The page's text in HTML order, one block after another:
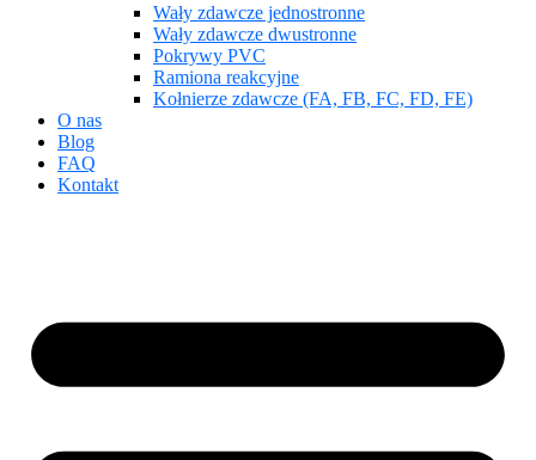
Wały zdawcze jednostronne
Wały zdawcze dwustronne
Pokrywy PVC
Ramiona reakcyjne
Kołnierze zdawcze (FA, FB, FC, FD, FE)
O nas
Blog
FAQ
Kontakt